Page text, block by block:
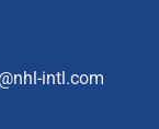
intl.com